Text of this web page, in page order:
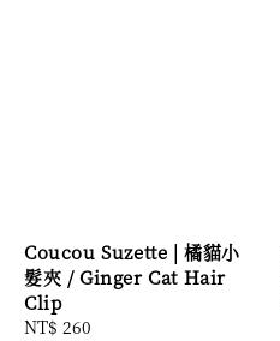
Coucou Suzette | 橘貓小
髮夾 / Ginger Cat Hair
Clip
Regular
NT$ 260